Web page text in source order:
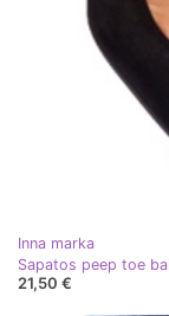
Inna marka
Sapatos peep toe
21,50 €